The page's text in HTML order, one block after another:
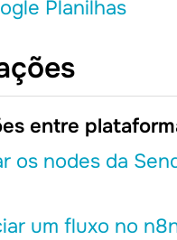
Planilhas
entre
os nodes da
um fluxo no